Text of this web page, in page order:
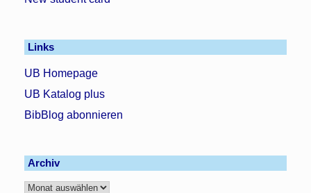
Links
UB Homepage
UB Katalog plus
BibBlog abonnieren
Archiv
Archiv